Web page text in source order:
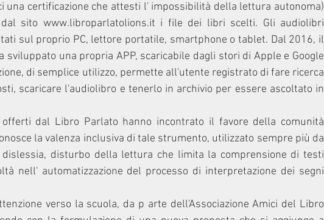
una certificazione che attesti l' impossibilità della lettura autonoma)
sito www.libroparlatolions.it i file dei libri scelti. Gli audiolibri
sul proprio PC, lettore portatile, smartphone o tablet. Dal 2016, il
sviluppato una propria APP, scaricabile dagli stori di Apple e Google
di semplice utilizzo, permette all'utente registrato di fare ricerca
scaricare l'audiolibro e tenerlo in archivio per essere ascoltato in
dal Libro Parlato hanno incontrato il favore della comunità
la valenza inclusiva di tale strumento, utilizzato sempre più da
dislessia, disturbo della lettura che limita la comprensione di testi
nell' automatizzazione del processo di interpretazione dei segni
verso la scuola, da p arte dell'Associazione Amici del Libro